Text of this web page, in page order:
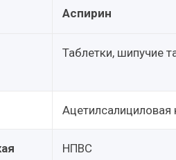
Аспирин
Таблетки, шипучие
Ацетилсалициловая
НПВС